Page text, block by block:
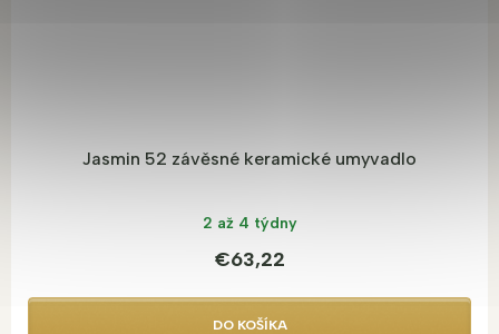
Jasmin 52 závěsné keramické umyvadlo
2 až 4 týdny
€63,22
DO KOŠÍKA